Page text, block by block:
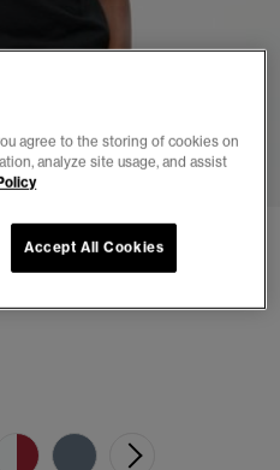
4 5 6 7
V-hals
agree to the storing of cookies on
analyze site usage, and assist
Accept All Cookies